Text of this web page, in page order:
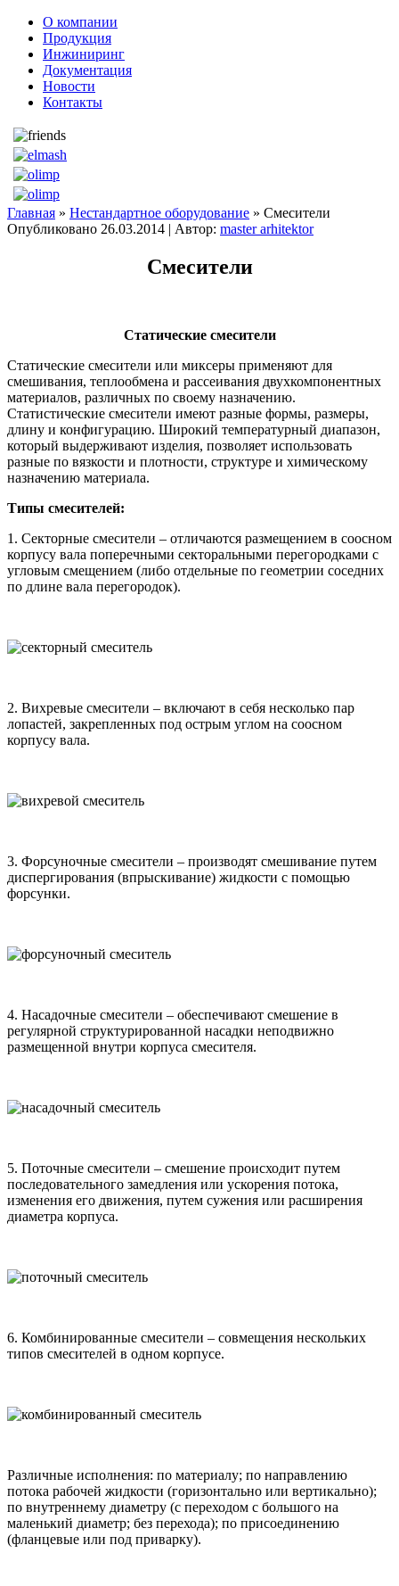
О компании
Продукция
Инжиниринг
Документация
Новости
Контакты
Главная » Нестандартное оборудование » Смесители
Опубликовано 26.03.2014 | Автор: master arhitektor
Смесители
Статические смесители
Статические смесители или миксеры применяют для
смешивания, теплообмена и рассеивания двухкомпонентных
материалов, различных по своему назначению.
Статистические смесители имеют разные формы, размеры,
длину и конфигурацию. Широкий температурный диапазон,
который выдерживают изделия, позволяет использовать
разные по вязкости и плотности, структуре и химическому
назначению материала.
Типы смесителей:
1. Секторные смесители – отличаются размещением в соосном
корпусу вала поперечными секторальными перегородками с
угловым смещением (либо отдельные по геометрии соседних
по длине вала перегородок).
2. Вихревые смесители – включают в себя несколько пар
лопастей, закрепленных под острым углом на соосном
корпусу вала.
3. Форсуночные смесители – производят смешивание путем
диспергирования (впрыскивание) жидкости с помощью
форсунки.
4. Насадочные смесители – обеспечивают смешение в
регулярной структурированной насадки неподвижно
размещенной внутри корпуса смесителя.
5. Поточные смесители – смешение происходит путем
последовательного замедления или ускорения потока,
изменения его движения, путем сужения или расширения
диаметра корпуса.
6. Комбинированные смесители – совмещения нескольких
типов смесителей в одном корпусе.
Различные исполнения: по материалу; по направлению
потока рабочей жидкости (горизонтально или вертикально);
по внутреннему диаметру (с переходом с большого на
маленький диаметр; без перехода); по присоединению
(фланцевые или под приварку).